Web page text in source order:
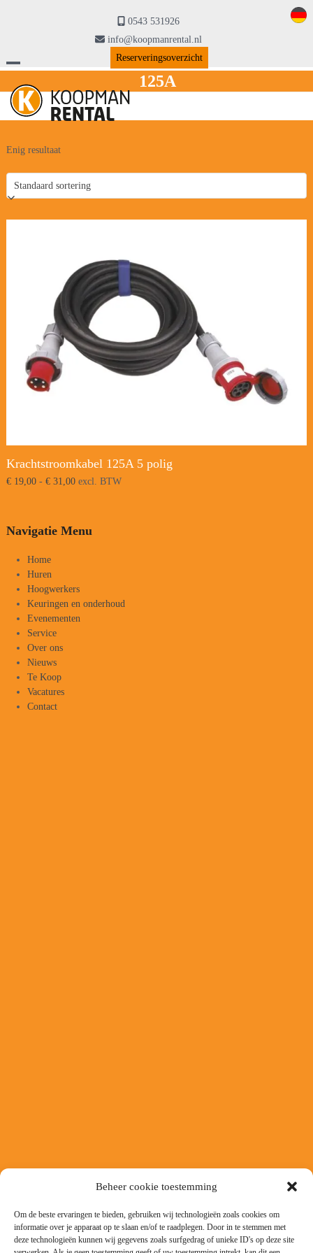
Beheer cookie toestemming
Om de beste ervaringen te bieden, gebruiken wij technologieën zoals cookies om
informatie over je apparaat op te slaan en/of te raadplegen. Door in te stemmen met
deze technologieën kunnen wij gegevens zoals surfgedrag of unieke ID's op deze site
0543 531926
info@koopmanrental.nl
Reserveringsoverzicht
mobile
menu
mobile
menu
125A
Enig resultaat
Krachtstroomkabel 125A 5 polig
€19,00 - €31,00Prijsklasse:
excl. BTW
Navigatie Menu
Home
Huren
Hoogwerkers
Keuringen en onderhoud
Evenementen
Service
Over ons
Nieuws
Te Koop
Vacatures
Contact